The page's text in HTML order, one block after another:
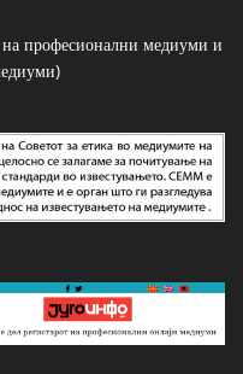
на професионални медиуми и